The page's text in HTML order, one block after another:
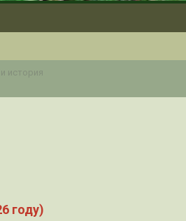
история
году)